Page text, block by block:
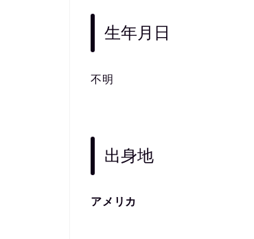
生年月日
不明
出身地
アメリカ